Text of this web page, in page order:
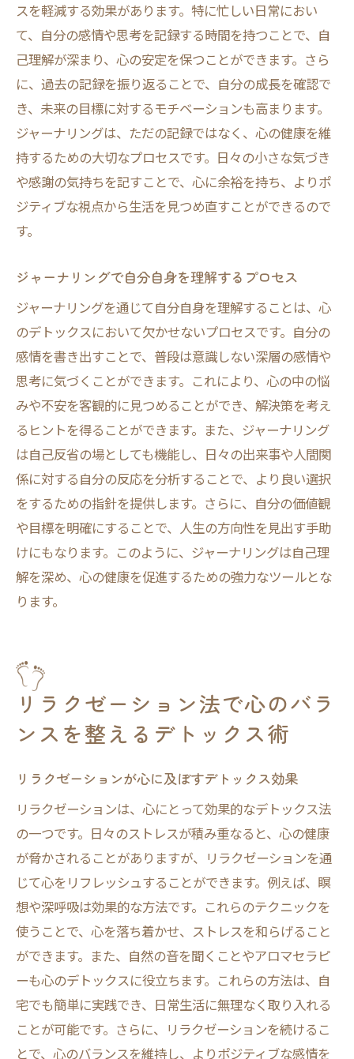
スを軽減する効果があります。特に忙しい日常におい
て、自分の感情や思考を記録する時間を持つことで、自
己理解が深まり、心の安定を保つことができます。さら
に、過去の記録を振り返ることで、自分の成長を確認で
き、未来の目標に対するモチベーションも高まります。
ジャーナリングは、ただの記録ではなく、心の健康を維
持するための大切なプロセスです。日々の小さな気づき
や感謝の気持ちを記すことで、心に余裕を持ち、よりポ
ジティブな視点から生活を見つめ直すことができるので
す。
ジャーナリングで自分自身を理解するプロセス
ジャーナリングを通じて自分自身を理解することは、心
のデトックスにおいて欠かせないプロセスです。自分の
感情を書き出すことで、普段は意識しない深層の感情や
思考に気づくことができます。これにより、心の中の悩
みや不安を客観的に見つめることができ、解決策を考え
るヒントを得ることができます。また、ジャーナリング
は自己反省の場としても機能し、日々の出来事や人間関
係に対する自分の反応を分析することで、より良い選択
をするための指針を提供します。さらに、自分の価値観
や目標を明確にすることで、人生の方向性を見出す手助
けにもなります。このように、ジャーナリングは自己理
解を深め、心の健康を促進するための強力なツールとな
ります。
リラクゼーション法で心のバラ
ンスを整えるデトックス術
リラクゼーションが心に及ぼすデトックス効果
リラクゼーションは、心にとって効果的なデトックス法
の一つです。日々のストレスが積み重なると、心の健康
が脅かされることがありますが、リラクゼーションを通
じて心をリフレッシュすることができます。例えば、瞑
想や深呼吸は効果的な方法です。これらのテクニックを
使うことで、心を落ち着かせ、ストレスを和らげること
ができます。また、自然の音を聞くことやアロマセラピ
ーも心のデトックスに役立ちます。これらの方法は、自
宅でも簡単に実践でき、日常生活に無理なく取り入れる
ことが可能です。さらに、リラクゼーションを続けるこ
とで、心のバランスを維持し、よりポジティブな感情を